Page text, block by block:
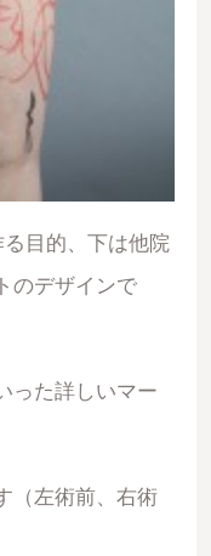
目的、下は他院
のデザインで
った詳しいマー
（左術前、右術